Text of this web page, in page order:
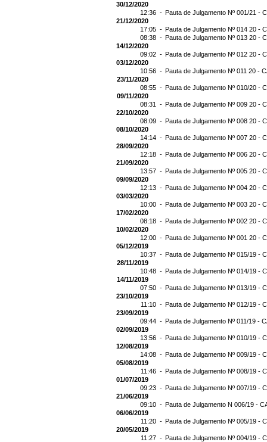
30/12/2020
12:36 - Pauta de Julgamento Nº 001/21 -
21/12/2020
17:05 - Pauta de Julgamento Nº 014 20 -
08:38 - Pauta de Julgamento Nº 013 20 -
14/12/2020
09:02 - Pauta de Julgamento Nº 012 20 -
03/12/2020
10:56 - Pauta de Julgamento Nº 011 20 -
23/11/2020
08:55 - Pauta de Julgamento Nº 010/20 -
09/11/2020
08:31 - Pauta de Julgamento Nº 009 20 -
22/10/2020
08:09 - Pauta de Julgamento Nº 008 20 -
08/10/2020
14:14 - Pauta de Julgamento Nº 007 20 -
28/09/2020
12:18 - Pauta de Julgamento Nº 006 20 -
21/09/2020
13:57 - Pauta de Julgamento Nº 005 20 -
09/09/2020
12:13 - Pauta de Julgamento Nº 004 20 -
03/03/2020
10:00 - Pauta de Julgamento Nº 003 20 -
17/02/2020
08:18 - Pauta de Julgamento Nº 002 20 -
10/02/2020
12:00 - Pauta de Julgamento Nº 001 20 -
05/12/2019
10:37 - Pauta de Julgamento Nº 015/19 -
28/11/2019
10:48 - Pauta de Julgamento Nº 014/19 -
14/11/2019
07:50 - Pauta de Julgamento Nº 013/19 -
23/10/2019
11:10 - Pauta de Julgamento Nº 012/19 -
23/09/2019
09:44 - Pauta de Julgamento Nº 011/19 -
02/09/2019
13:56 - Pauta de Julgamento Nº 010/19 -
12/08/2019
14:08 - Pauta de Julgamento Nº 009/19 -
05/08/2019
11:46 - Pauta de Julgamento Nº 008/19 -
01/07/2019
09:23 - Pauta de Julgamento Nº 007/19 -
21/06/2019
09:10 - Pauta de Julgamento N 006/19 -
06/06/2019
11:20 - Pauta de Julgamento Nº 005/19 -
20/05/2019
11:27 - Pauta de Julgamento Nº 004/19 -